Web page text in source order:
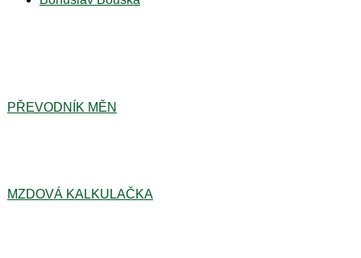
PŘEVODNÍK MĚN
MZDOVÁ KALKULAČKA